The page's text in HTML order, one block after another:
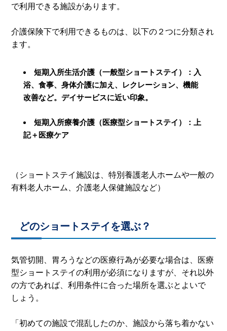
で利用できる施設があります。
介護保険下で利用できるものは、以下の２つに分類され
ます。
短期入所生活介護（一般型ショートステイ）：入
浴、食事、身体介護に加え、レクレーション、機能
改善など。デイサービスに近い印象。
短期入所療養介護（医療型ショートステイ）：上
記＋医療ケア
（ショートステイ施設は、特別養護老人ホームや一般の
有料老人ホーム、介護老人保健施設など）
どのショートステイを選ぶ？
気管切開、胃ろうなどの医療行為が必要な場合は、医療
型ショートステイの利用が必須になりますが、それ以外
の方であれば、利用条件に合った場所を選ぶとよいで
しょう。
「初めての施設で混乱したのか、施設から落ち着かない